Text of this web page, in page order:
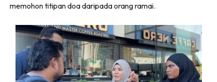
memohon titipan doa daripada orang ramai.